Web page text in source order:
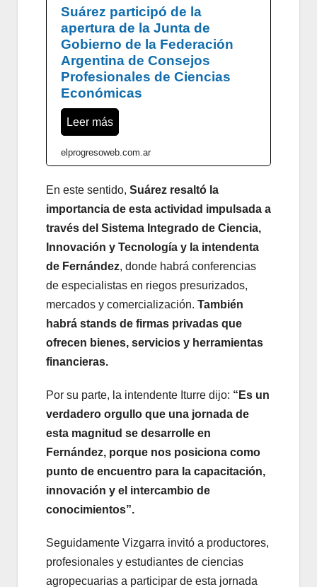
Suárez participó de la
apertura de la Junta de
Gobierno de la Federación
Argentina de Consejos
Profesionales de Ciencias
Económicas
Leer más
elprogresoweb.com.ar
En este sentido, Suárez resaltó la
importancia de esta actividad impulsada a
través del Sistema Integrado de Ciencia,
Innovación y Tecnología y la intendenta
de Fernández, donde habrá conferencias
de especialistas en riegos presurizados,
mercados y comercialización. También
habrá stands de firmas privadas que
ofrecen bienes, servicios y herramientas
financieras.
Por su parte, la intendente Iturre dijo: “Es un
verdadero orgullo que una jornada de
esta magnitud se desarrolle en
Fernández, porque nos posiciona como
punto de encuentro para la capacitación,
innovación y el intercambio de
conocimientos”.
Seguidamente Vizgarra invitó a productores,
profesionales y estudiantes de ciencias
agropecuarias a participar de esta jornada